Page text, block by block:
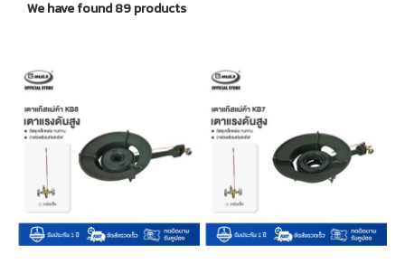
We have found 89 products